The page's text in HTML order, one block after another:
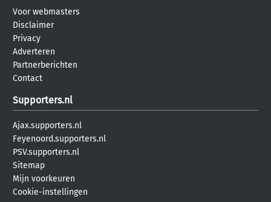
Voor webmasters
Disclaimer
Privacy
Adverteren
Partnerberichten
Contact
Supporters.nl
Ajax.supporters.nl
Feyenoord.supporters.nl
PSV.supporters.nl
Sitemap
Mijn voorkeuren
Cookie-instellingen